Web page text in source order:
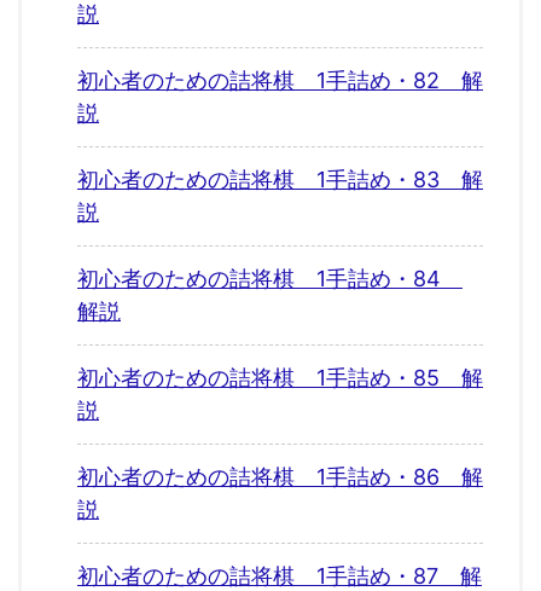
説
初心者のための詰将棋 1手詰め・82 解
説
初心者のための詰将棋 1手詰め・83 解
説
初心者のための詰将棋 1手詰め・84
解説
初心者のための詰将棋 1手詰め・85 解
説
初心者のための詰将棋 1手詰め・86 解
説
初心者のための詰将棋 1手詰め・87 解